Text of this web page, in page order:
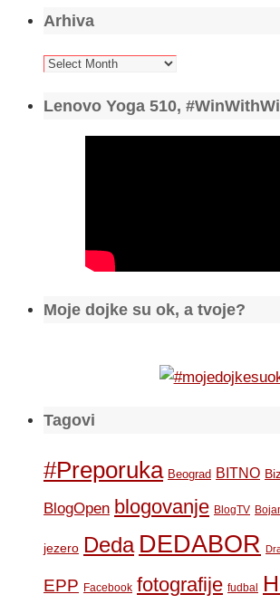
Arhiva
Arhiva
Lenovo Yoga 510,
Moje dojke su ok, a tvoje?
Tagovi
#Preporuka Beograd BITNO
BlogOpen blogovanje BlogTV
jezero Deda DEDABOR
EPP Facebook fotografije fudbal